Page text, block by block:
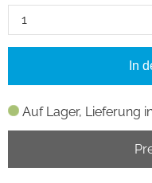
Auf Lager, Lieferung
In